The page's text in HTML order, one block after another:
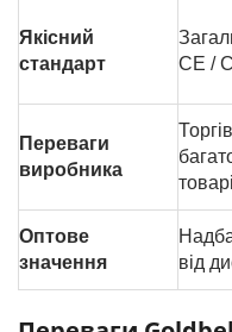
Якісний
стандарт
CE /
Переваги
виробника
Оптове
значення
від